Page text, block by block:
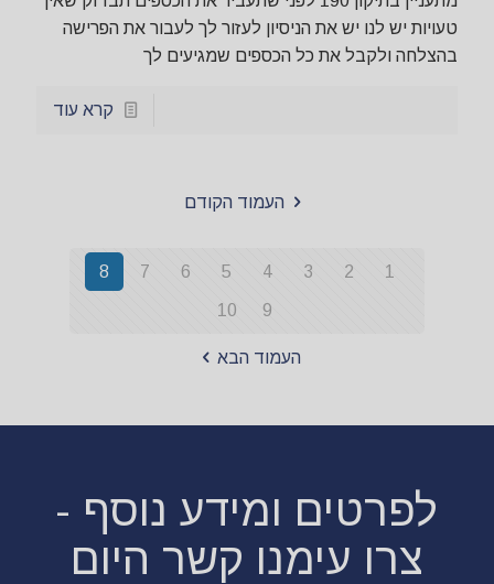
טעויות יש לנו יש את הניסיון לעזור לך לעבור את הפרישה
בהצלחה ולקבל את כל הכספים שמגיעים לך
קרא עוד
העמוד הקודם
1
2
3
4
5
6
7
8
9
10
העמוד הבא
לפרטים ומידע נוסף -
צרו עימנו קשר היום